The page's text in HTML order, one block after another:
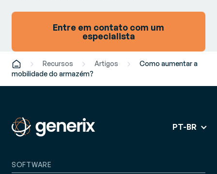
Entre em contato com um
especialista
Recursos Artigos
Como aumentar a
mobilidade do armazém?
PT-BR
SOFTWARE